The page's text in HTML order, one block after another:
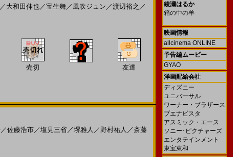
／ 大和田伸也／宝生舞／ 風吹ジュン ／渡辺裕之 ／
売切 友達
／佐藤浩市／塩見三省／堺雅人 ／ 野村祐人 ／ 斎藤
綾瀬はるか
箱の中の羊
映画情報
allcinema ONLINE
予告編ムービー
GYAO
洋画配給会社
ディズニー
ユニバーサル
ワーナー・ブラザース
ブエナビスタ
アスミック・エース
ソニー･ピクチャーズ
エンタテインメント
東宝東和